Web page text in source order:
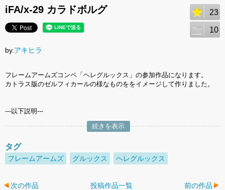
iFA/x-29 カラドボルグ 23
10
by.アキヒラ
フレームアームズコンペ「ヘレグルックス」の参加作品になります。
カトラス版のゼルフィカールの様なものををイメージして作りました。
---以下説明---
続きを表示
タグ
フレームアームズ グルックス ヘレグルックス
次の作品 投稿作品一覧 前の作品